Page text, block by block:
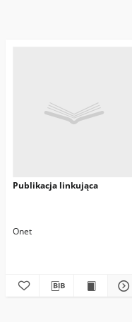
Adam W. M. Mitchell
Publikacja linkująca
Onet